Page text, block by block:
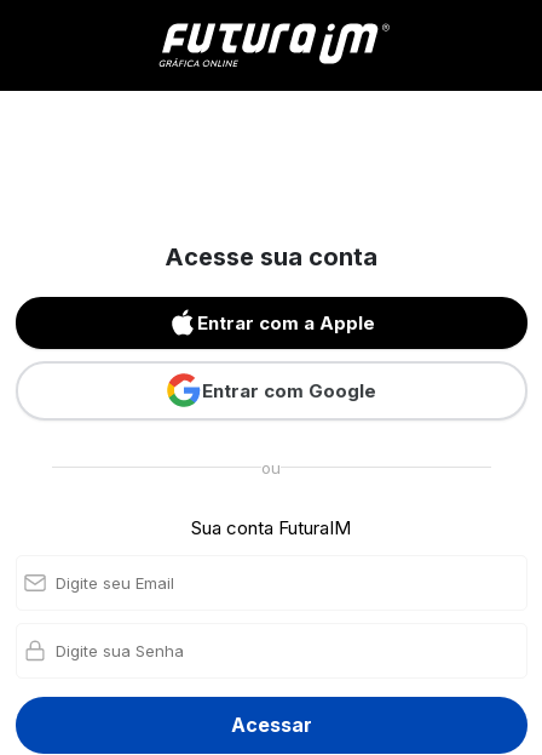
Acesse sua conta
Entrar com a Apple
Entrar com Google
ou
Sua conta FuturaIM
Acessar